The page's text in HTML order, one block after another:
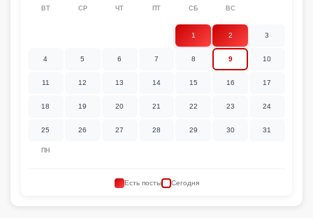
ПН
ВТ СР ЧТ ПТ СБ ВС
1 2 3
4 5 6 7 8 9 10
11 12 13 14 15 16 17
18 19 20 21 22 23 24
25 26 27 28 29 30 31
Есть посты Сегодня